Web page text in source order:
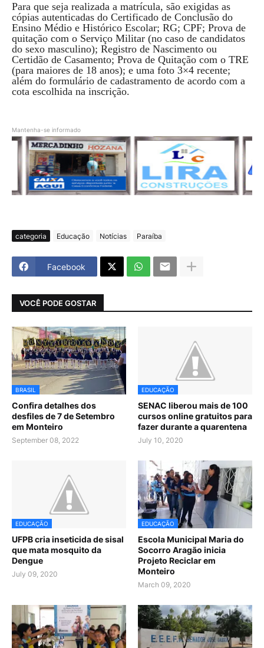
Para que seja realizada a matrícula, são exigidas as
cópias autenticadas do Certificado de Conclusão do
Ensino Médio e Histórico Escolar; RG; CPF; Prova de
quitação com o Serviço Militar (no caso de candidatos
do sexo masculino); Registro de Nascimento ou
Certidão de Casamento; Prova de Quitação com o TRE
(para maiores de 18 anos); e uma foto 3×4 recente;
além do formulário de cadastramento de acordo com a
cota escolhida na inscrição.
Mantenha-se informado
categoria Educação Notícias Paraíba
Facebook
VOCÊ PODE GOSTAR
BRASIL
Confira detalhes dos
desfiles de 7 de Setembro
em Monteiro
September 08, 2022
EDUCAÇÃO
SENAC liberou mais de 100
cursos online gratuitos para
fazer durante a quarentena
July 10, 2020
EDUCAÇÃO
UFPB cria inseticida de sisal
que mata mosquito da
Dengue
July 09, 2020
EDUCAÇÃO
Escola Municipal Maria do
Socorro Aragão inicia
Projeto Reciclar em
Monteiro
March 09, 2020